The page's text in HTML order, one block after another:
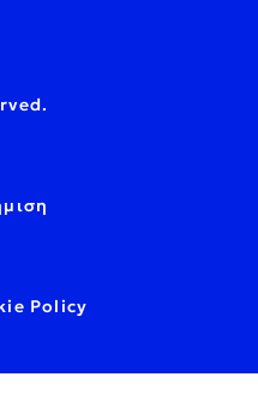
Policy